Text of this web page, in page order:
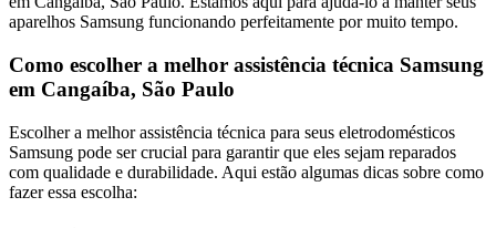
aparelhos Samsung funcionando perfeitamente por muito tempo.
Como escolher a melhor assistência técnica Samsung
em Cangaíba, São Paulo
Escolher a melhor assistência técnica para seus eletrodomésticos
Samsung pode ser crucial para garantir que eles sejam reparados
com qualidade e durabilidade. Aqui estão algumas dicas sobre como
fazer essa escolha: